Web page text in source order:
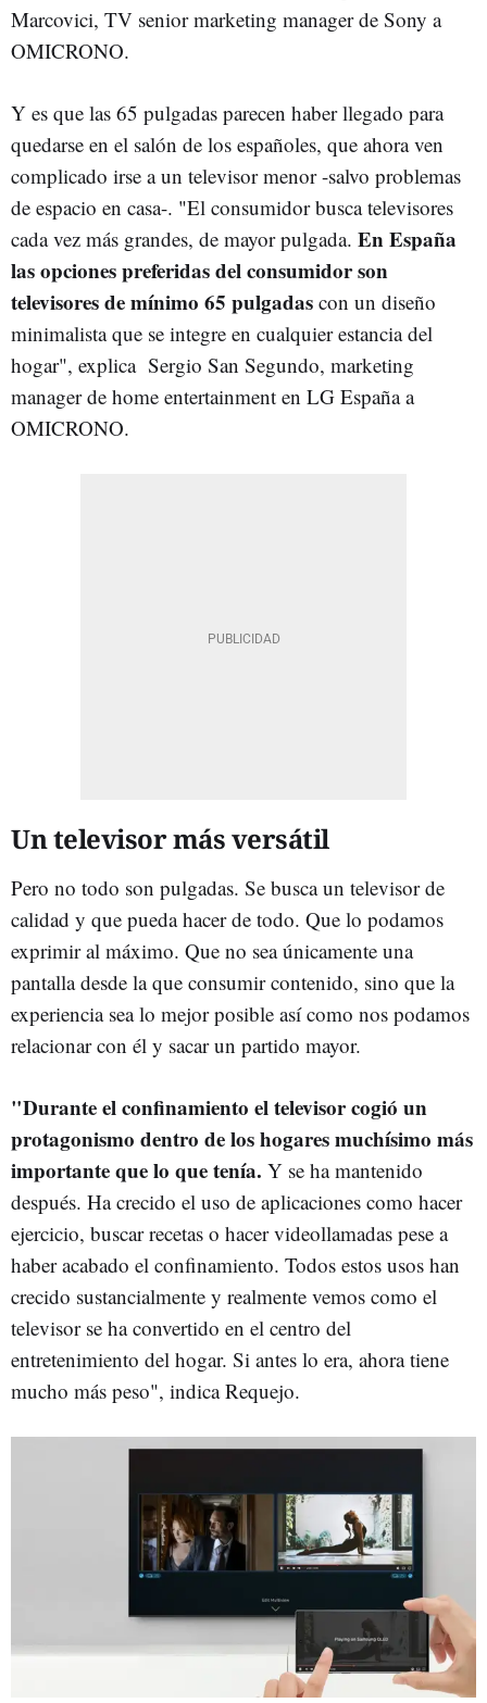
Marcovici, TV senior marketing manager de Sony a
OMICRONO.
Y es que las 65 pulgadas parecen haber llegado para
quedarse en el salón de los españoles, que ahora ven
complicado irse a un televisor menor -salvo problemas
de espacio en casa-. "El consumidor busca televisores
cada vez más grandes, de mayor pulgada. En España
las opciones preferidas del consumidor son
televisores de mínimo 65 pulgadas con un diseño
minimalista que se integre en cualquier estancia del
hogar", explica Sergio San Segundo, marketing
manager de home entertainment en LG España a
OMICRONO.
Un televisor más versátil
Pero no todo son pulgadas. Se busca un televisor de
calidad y que pueda hacer de todo. Que lo podamos
exprimir al máximo. Que no sea únicamente una
pantalla desde la que consumir contenido, sino que la
experiencia sea lo mejor posible así como nos podamos
relacionar con él y sacar un partido mayor.
"Durante el confinamiento el televisor cogió un
protagonismo dentro de los hogares muchísimo más
importante que lo que tenía. Y se ha mantenido
después. Ha crecido el uso de aplicaciones como hacer
ejercicio, buscar recetas o hacer videollamadas pese a
haber acabado el confinamiento. Todos estos usos han
crecido sustancialmente y realmente vemos como el
televisor se ha convertido en el centro del
entretenimiento del hogar. Si antes lo era, ahora tiene
mucho más peso", indica Requejo.